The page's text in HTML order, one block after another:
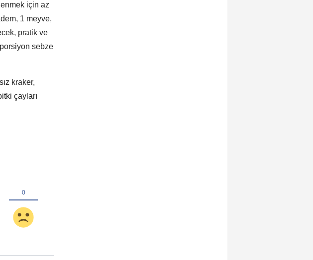
için az
1 meyve,
pratik ve
sebze
kraker,
çayları